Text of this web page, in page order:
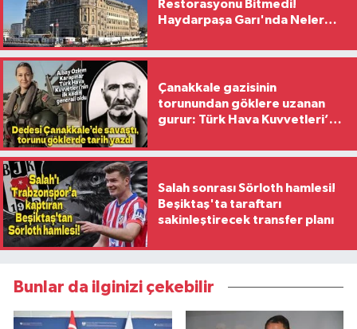
Restorasyonu Bitmedi!
Haydarpaşa Garı'nda Neler
Çanakkale gazisinin
torunundan göklere uzanan
gurur: Türk Hava Kuvvetleri’nin
Salah sonrası Sörloth hamlesi!
Beşiktaş'ta taraftarı
sakinleştirecek transfer planı
Bunlar da ilginizi çekebilir